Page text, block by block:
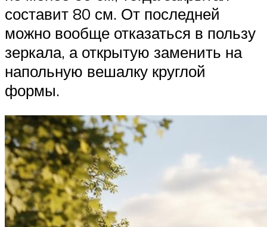
составит 80 см. От последней
можно вообще отказаться в пользу
зеркала, а открытую заменить на
напольную вешалку круглой
формы.